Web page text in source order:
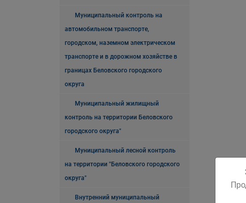
Муниципальный контроль на
автомобильном транспорте,
городском, наземном электрическом
транспорте и в дорожном хозяйстве в
границах Беловского городского
округа
Муниципальный жилищный
контроль на территории Беловского
городского округа"
Муниципальный лесной контроль
на территории "Беловского городского
округа"
Внутренний муниципальный